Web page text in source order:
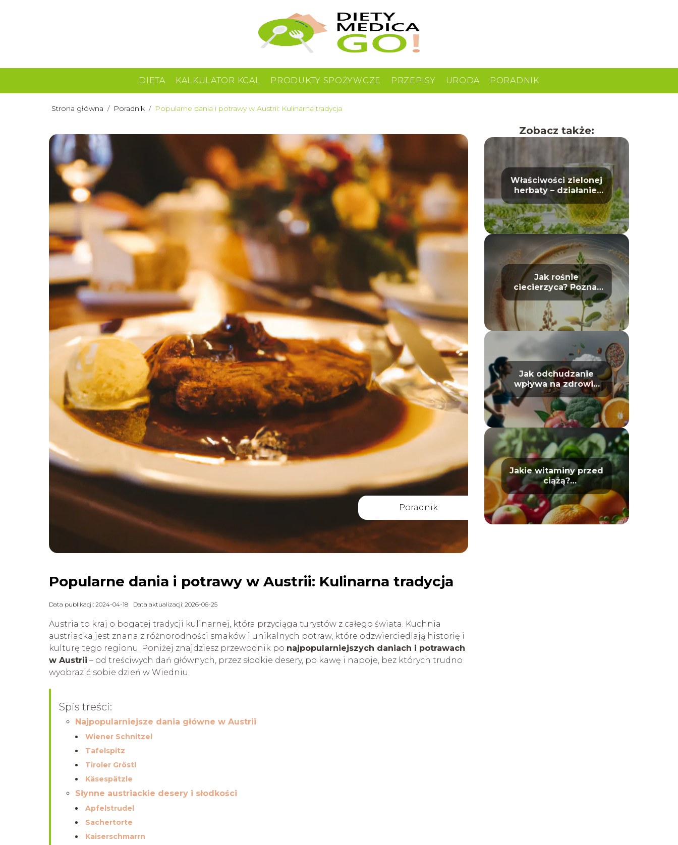
DIETA KALKULATOR KCAL PRODUKTY SPOŻYWCZE PRZEPISY URODA PORADNIK
Strona główna / Poradnik / Popularne dania i potrawy w Austrii: Kulinarna tradycja
Poradnik
Popularne dania i potrawy w Austrii: Kulinarna tradycja
Data publikacji: 2024-04-18 Data aktualizacji: 2026-06-25
Austria to kraj o bogatej tradycji kulinarnej, która przyciąga turystów z całego świata. Kuchnia
austriacka jest znana z różnorodności smaków i unikalnych potraw, które odzwierciedlają historię i
kulturę tego regionu. Poniżej znajdziesz przewodnik po najpopularniejszych daniach i potrawach
w Austrii – od treściwych dań głównych, przez słodkie desery, po kawę i napoje, bez których trudno
wyobrazić sobie dzień w Wiedniu.
Spis treści:
Najpopularniejsze dania główne w Austrii
Wiener Schnitzel
Tafelspitz
Tiroler Gröstl
Käsespätzle
Słynne austriackie desery i słodkości
Apfelstrudel
Sachertorte
Kaiserschmarrn
Zobacz także:
Właściwości zielonej
herbaty – działanie,
korzyści i wpływ na
zdrowie
Jak rośnie
ciecierzyca? Poznaj
jej cykl życia
Jak odchudzanie
wpływa na zdrowie
psychiczne: mit czy
prawda?
Jakie witaminy przed
ciążą?
Przygotowanie do
macierzyństwa